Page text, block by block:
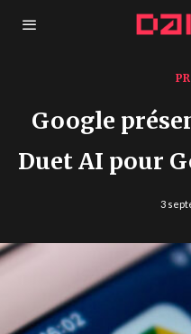
Google
Duet AI pour
3